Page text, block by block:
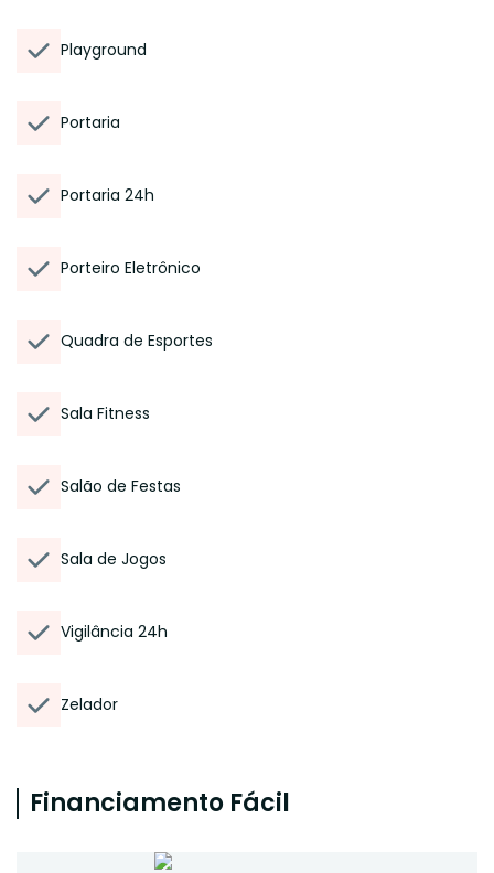
Playground
Portaria
Portaria 24h
Porteiro Eletrônico
Quadra de Esportes
Sala Fitness
Salão de Festas
Sala de Jogos
Vigilância 24h
Zelador
Financiamento Fácil